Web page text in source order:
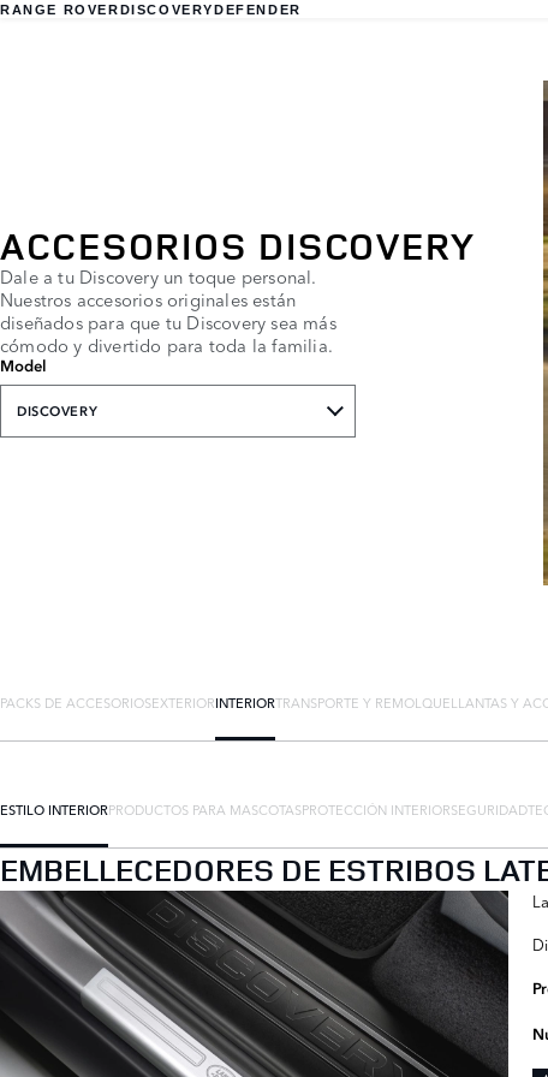
RANGE ROVERDISCOVERYDEFENDER
ACCESORIOS DISCOVERY
Dale a tu Discovery un toque personal.
Nuestros accesorios originales están
diseñados para que tu Discovery sea más
cómodo y divertido para toda la familia.
Model
DISCOVERY
PACKS DE ACCESORIOSEXTERIORINTERIORTRANSPORTE Y REMOLQUELLANTAS Y
ESTILO INTERIORPRODUCTOS PARA MASCOTASPROTECCIÓN INTERIORSEGURIDAD
EMBELLECEDORES DE ESTRIBOS